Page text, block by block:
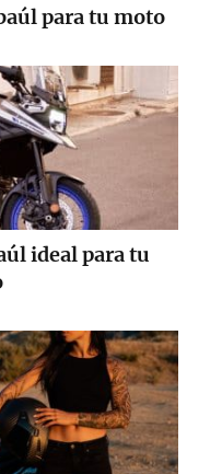
para tu moto
ideal para tu